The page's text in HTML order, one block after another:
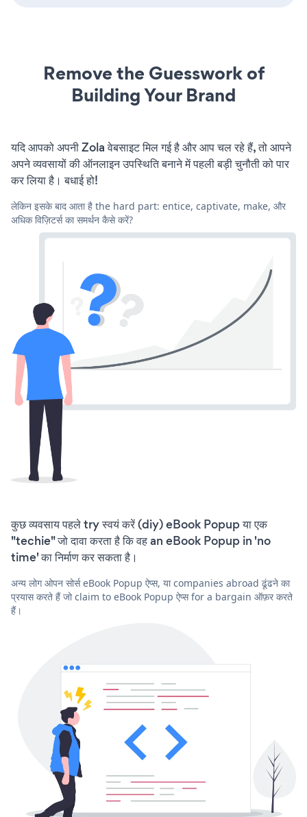
Remove the Guesswork of
Building Your Brand
यदि आपको अपनी Zola वेबसाइट मिल गई है और आप चल रहे हैं, तो आपने
अपने व्यवसायों की ऑनलाइन उपस्थिति बनाने में पहली बड़ी चुनौती को पार
कर लिया है। बधाई हो!
लेकिन इसके बाद आता है the hard part: entice, captivate, make, और
अधिक विज़िटर्स का समर्थन कैसे करें?
कुछ व्यवसाय पहले try स्वयं करें (diy) eBook Popup या एक
"techie" जो दावा करता है कि वह an eBook Popup in 'no
time' का निर्माण कर सकता है।
अन्य लोग ओपन सोर्स eBook Popup ऐप्स, या companies abroad ढूंढने का
प्रयास करते हैं जो claim to eBook Popup ऐप्स for a bargain ऑफ़र करते
हैं।